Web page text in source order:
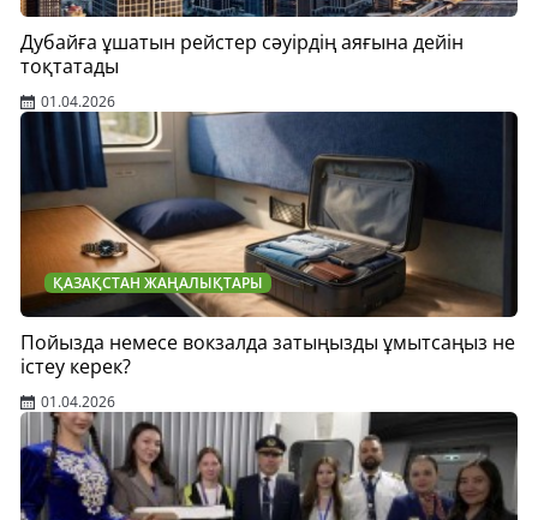
Дубайға ұшатын рейстер сәуірдің аяғына дейін
тоқтатады
01.04.2026
ҚАЗАҚСТАН ЖАҢАЛЫҚТАРЫ
Пойызда немесе вокзалда затыңызды ұмытсаңыз не
істеу керек?
01.04.2026